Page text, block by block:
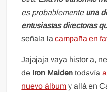
es probablemente una
entusiastas directoras
señala lacampaña en
Jajajaja vaya historia,
de Iron Maiden todavía
nuevo álbum y allá en